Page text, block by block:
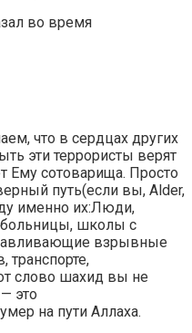
во время
что в сердцах других
эти террористы верят
Ему сотоварища. Просто
путь(если вы, Alder,
именно их:Люди,
школы с
взрывные
транспорте,
слово шахид вы не
это
на пути Аллаха.